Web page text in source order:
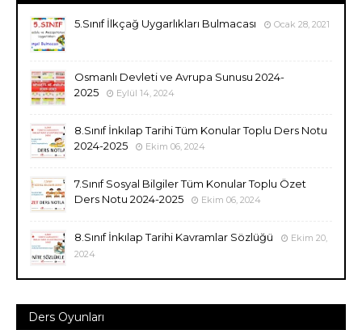
5.Sınıf İlkçağ Uygarlıkları Bulmacası Ocak 28, 2021
Osmanlı Devleti ve Avrupa Sunusu 2024-
2025
Eylül 14, 2024
8.Sınıf İnkılap Tarihi Tüm Konular Toplu Ders Notu
2024-2025
Ekim 06, 2024
7.Sınıf Sosyal Bilgiler Tüm Konular Toplu Özet
Ders Notu 2024-2025
Ekim 06, 2024
8.Sınıf İnkılap Tarihi Kavramlar Sözlüğü
Ekim 20,
2024
Ders Oyunları